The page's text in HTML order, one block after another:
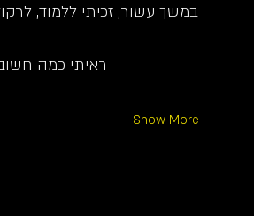
במשך עשור, זכיתי ללמוד,
ראיתי כמה
Show More